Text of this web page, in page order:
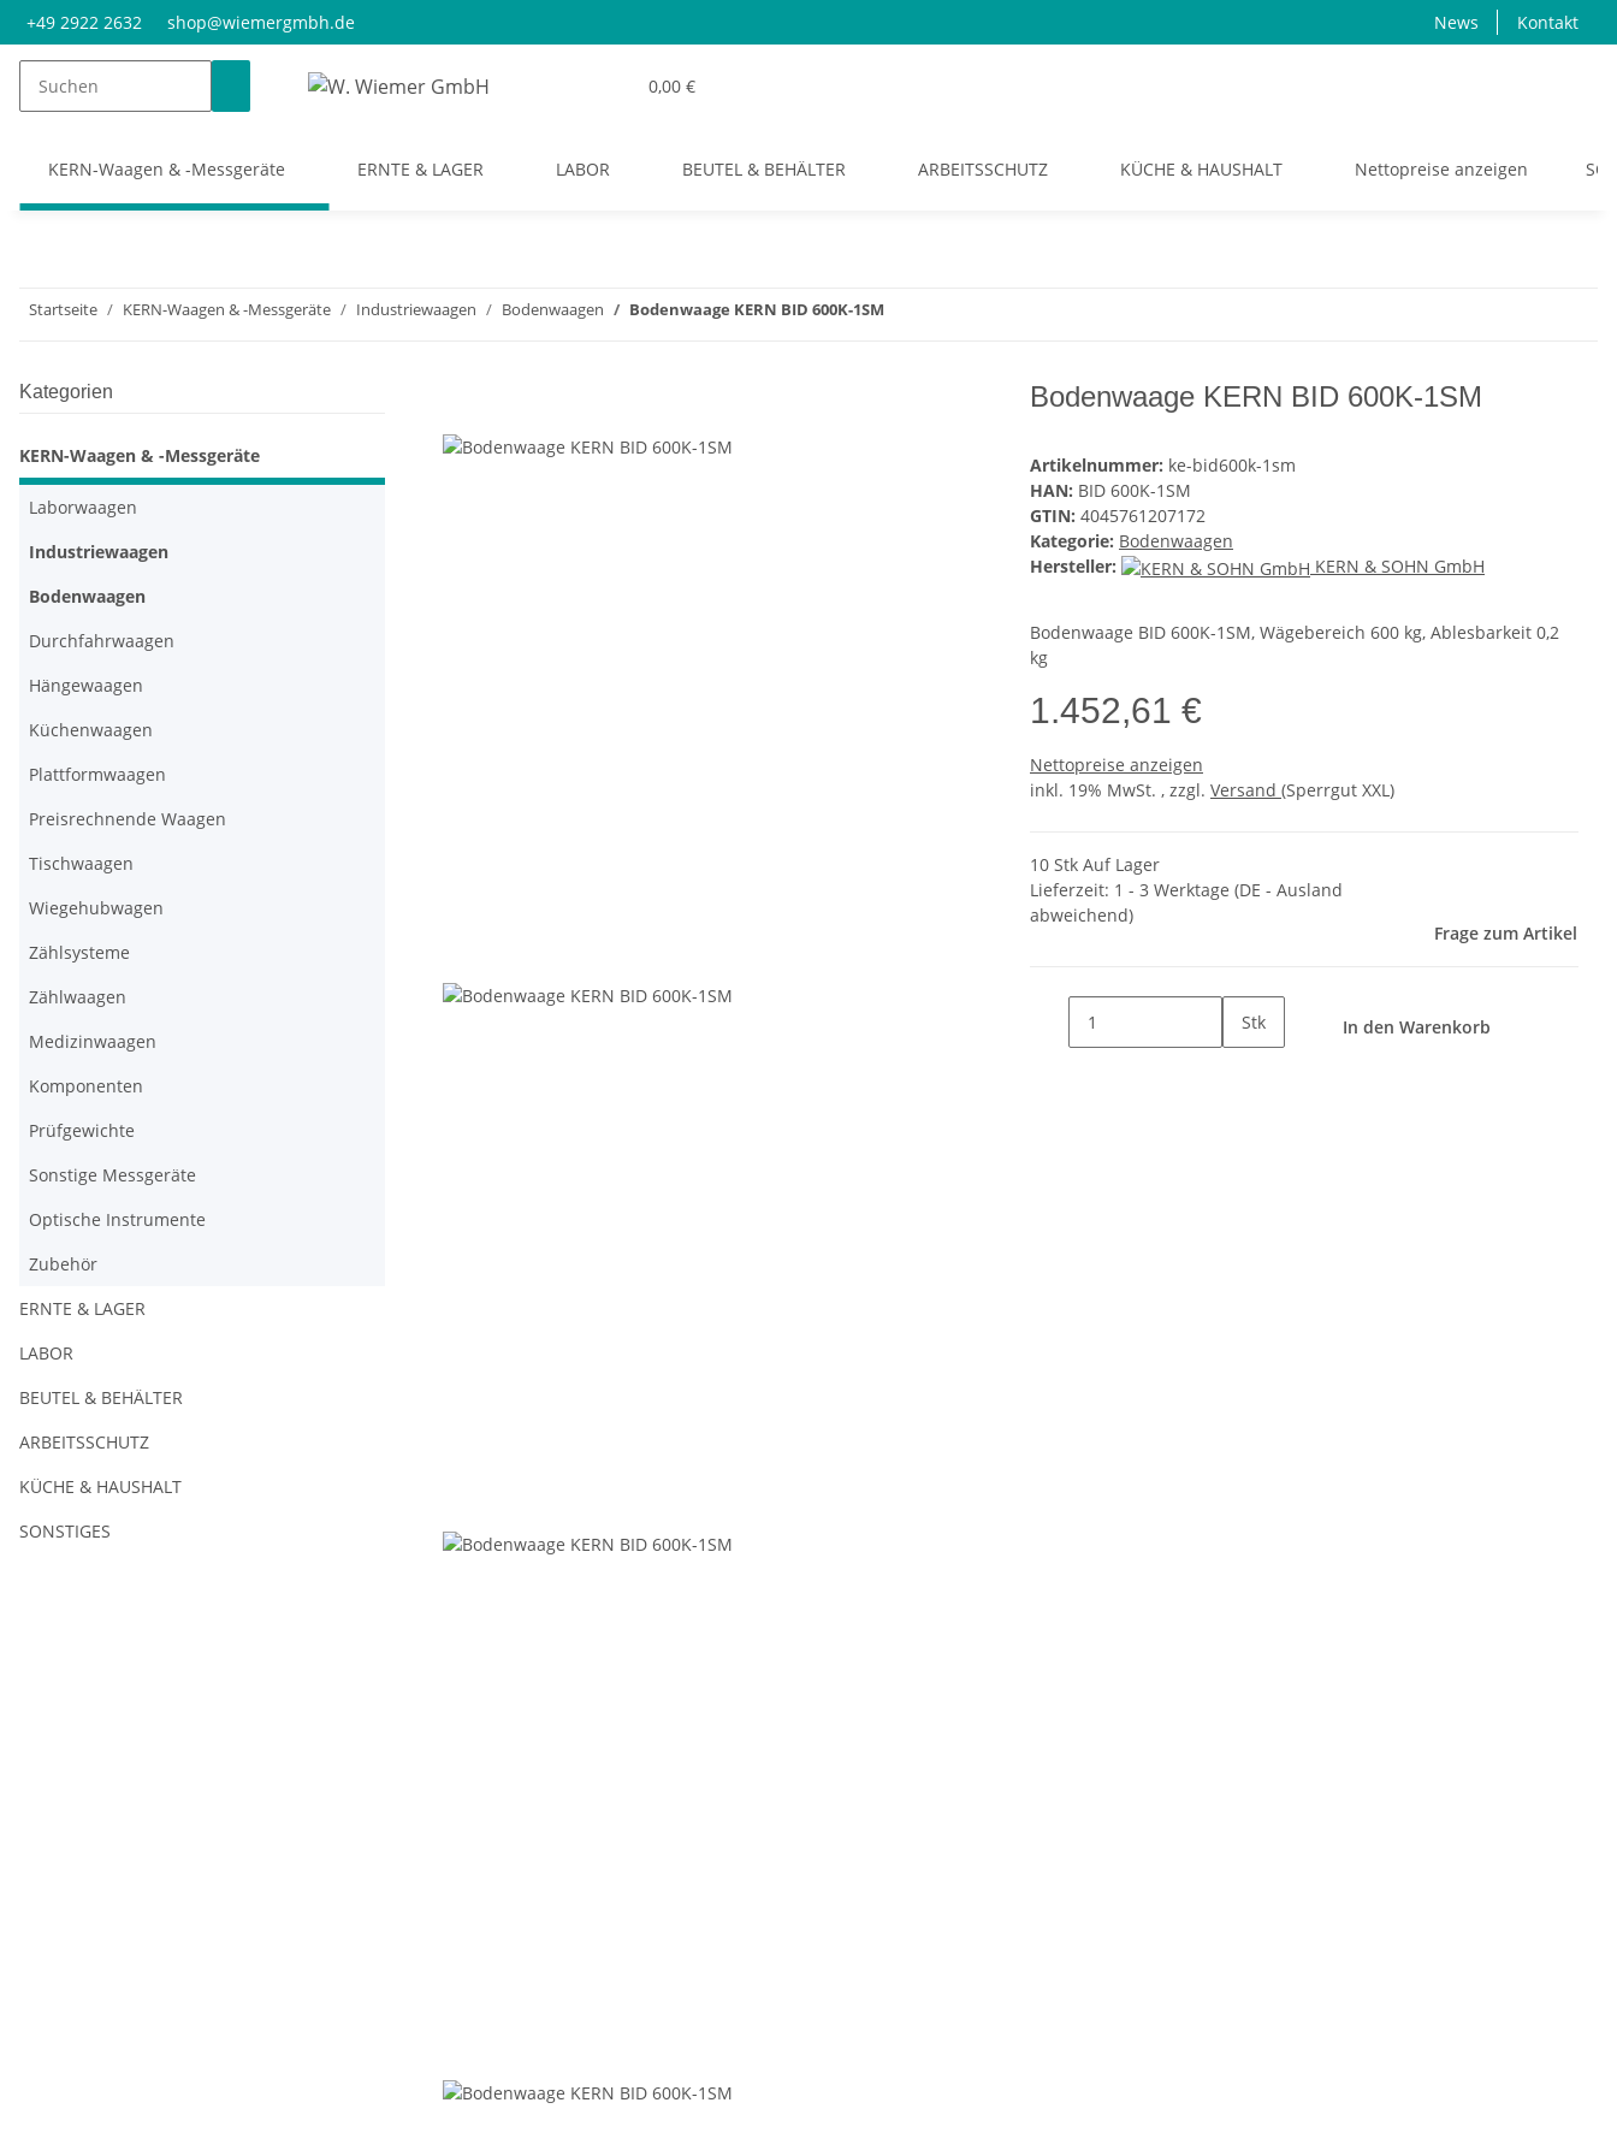
+49 2922 2632 shop@wiemergmbh.de News Kontakt
0,00 €
KERN-Waagen & -Messgeräte ERNTE & LAGER LABOR BEUTEL & BEHÄLTER ARBEITSSCHUTZ KÜCHE & HAUSHALT Nettopreise anzeigen
Startseite KERN-Waagen & -Messgeräte Industriewaagen Bodenwaagen Bodenwaage KERN BID 600K-1SM
Bodenwaage KERN BID 600K-1SM
Artikelnummer: ke-bid600k-1sm
HAN: BID 600K-1SM
GTIN: 4045761207172
Kategorie: Bodenwaagen
Hersteller:
KERN & SOHN GmbH
Bodenwaage BID 600K-1SM, Wägebereich 600 kg, Ablesbarkeit 0,2
kg
1.452,61 €
Nettopreise anzeigen
inkl. 19% MwSt. , zzgl. Versand (Sperrgut XXL)
10 Stk Auf Lager
Lieferzeit: 1 - 3 Werktage (DE - Ausland
abweichend)
Frage zum Artikel
Stk In den Warenkorb
Kategorien
KERN-Waagen & -Messgeräte
Laborwaagen
Industriewaagen
Bodenwaagen
Durchfahrwaagen
Hängewaagen
Küchenwaagen
Plattformwaagen
Preisrechnende Waagen
Tischwaagen
Wiegehubwagen
Zählsysteme
Zählwaagen
Medizinwaagen
Komponenten
Prüfgewichte
Sonstige Messgeräte
Optische Instrumente
Zubehör
ERNTE & LAGER
LABOR
BEUTEL & BEHÄLTER
ARBEITSSCHUTZ
KÜCHE & HAUSHALT
SONSTIGES